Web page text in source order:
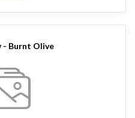
- Burnt Olive